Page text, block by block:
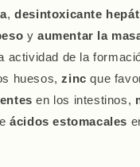
,desintoxicante
yaumentar la
actividad de la
huesos,zinc que
en los intestinos,
ácidos estomacales